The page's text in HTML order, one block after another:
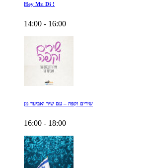
Hey Mr. Dj !
14:00 - 16:00
שירים וקפה – עם שיר ואביעד מן
16:00 - 18:00